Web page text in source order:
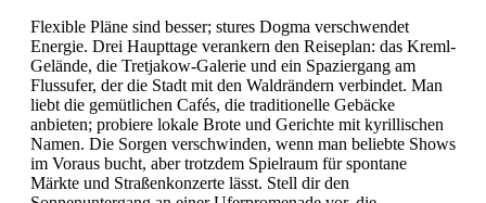
Flexible Pläne sind besser; stures Dogma verschwendet
Energie. Drei Haupttage verankern den Reiseplan: das Kreml-
Gelände, die Tretjakow-Galerie und ein Spaziergang am
Flussufer, der die Stadt mit den Waldrändern verbindet. Man
liebt die gemütlichen Cafés, die traditionelle Gebäcke
anbieten; probiere lokale Brote und Gerichte mit kyrillischen
Namen. Die Sorgen verschwinden, wenn man beliebte Shows
im Voraus bucht, aber trotzdem Spielraum für spontane
Märkte und Straßenkonzerte lässt. Stell dir den